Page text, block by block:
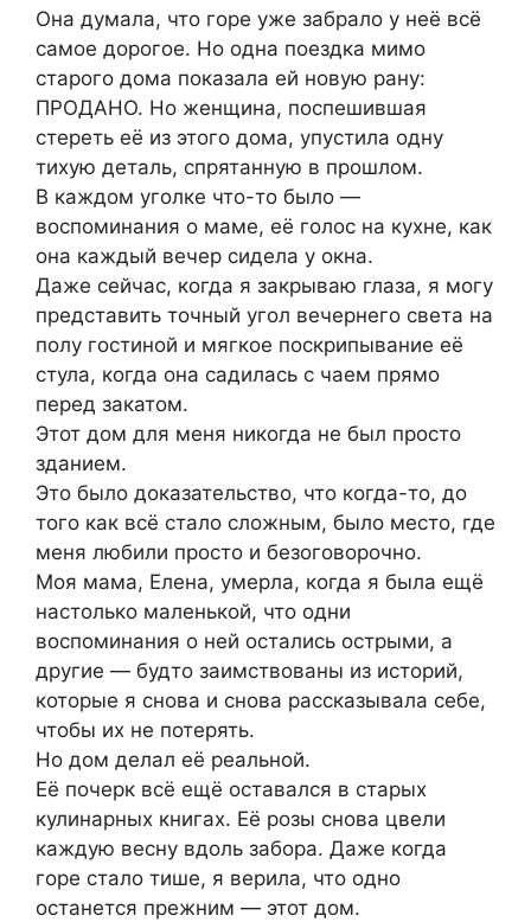
Она думала, что горе уже забрало у неё всё
самое дорогое. Но одна поездка мимо
старого дома показала ей новую рану:
ПРОДАНО. Но женщина, поспешившая
стереть её из этого дома, упустила одну
тихую деталь, спрятанную в прошлом.
В каждом уголке что-то было —
воспоминания о маме, её голос на кухне, как
она каждый вечер сидела у окна.
Даже сейчас, когда я закрываю глаза, я могу
представить точный угол вечернего света на
полу гостиной и мягкое поскрипывание её
стула, когда она садилась с чаем прямо
перед закатом.
Этот дом для меня никогда не был просто
зданием.
Это было доказательство, что когда-то, до
того как всё стало сложным, было место, где
меня любили просто и безоговорочно.
Моя мама, Елена, умерла, когда я была ещё
настолько маленькой, что одни
воспоминания о ней остались острыми, а
другие — будто заимствованы из историй,
которые я снова и снова рассказывала себе,
чтобы их не потерять.
Но дом делал её реальной.
Её почерк всё ещё оставался в старых
кулинарных книгах. Её розы снова цвели
каждую весну вдоль забора. Даже когда
горе стало тише, я верила, что одно
останется прежним — этот дом.